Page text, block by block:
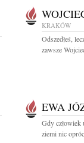
KRAKÓW
Odszedłeś,
zawsze
EWA
Gdy człowiek
ziemi nic